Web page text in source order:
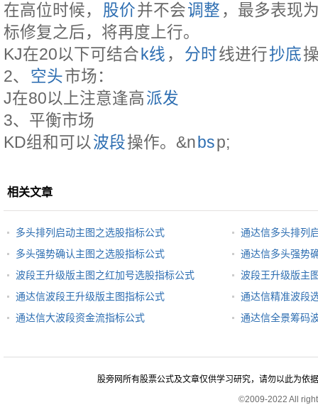
在高位时候，
股价并不会调整 ，最多表现
标修复之后，将再度上行。
KJ在20以下可结合k线 ， 分时线进行抄底
2、
空头市场：
J在80以上注意逢高派发
3、平衡市场
KD组和可以 波段操作。&nbsp;
相关文章
多头排列启动主图之选股指标公式
通达信多头排列
多头强势确认主图之选股指标公式
通达信多头强势
波段王升级版主图之红加号选股指标公式
波段王升级版主
通达信波段王升级版主图指标公式
通达信精准波段
通达信大波段资金流指标公式
通达信全景筹码
股旁网所有股票公式及文章仅供学习研究，请勿以此为依
©2009-2022 All